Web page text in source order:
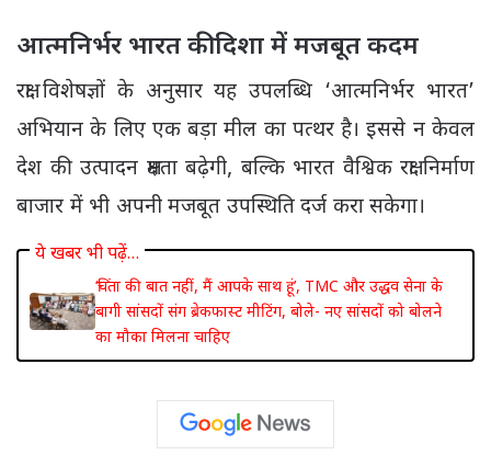
आत्मनिर्भर भारत की दिशा में मजबूत कदम
रक्षा विशेषज्ञों के अनुसार यह उपलब्धि ‘आत्मनिर्भर भारत’
अभियान के लिए एक बड़ा मील का पत्थर है। इससे न केवल
देश की उत्पादन क्षमता बढ़ेगी, बल्कि भारत वैश्विक रक्षा निर्माण
बाजार में भी अपनी मजबूत उपस्थिति दर्ज करा सकेगा।
ये खबर भी पढ़ें…
‘चिंता की बात नहीं, मैं आपके साथ हूं’, TMC और उद्धव सेना के
बागी सांसदों संग ब्रेकफास्ट मीटिंग, बोले- नए सांसदों को बोलने
का मौका मिलना चाहिए